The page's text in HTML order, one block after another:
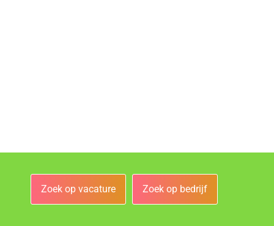
Zoek op vacature Zoek op bedrijf